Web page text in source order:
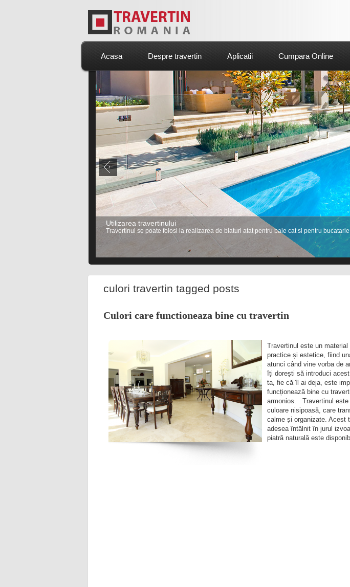
Acasa Despre travertin Aplicatii Cumpara Online
Utilizarea travertinului
Travertinul se poate folosi la realizarea de blaturi atat pentru baie cat si pentru
5 7
culori travertin tagged posts
Culori care functioneaza bine cu travertin
Travertinul este un
practice și estetice, fiind
atunci când vine vorba de
îți dorești să introduci
ta, fie că îl ai deja, este
funcționează bine cu
armonios. Travertinul este
culoare nisipoasă, care
calme și organizate. Acest
adesea întâlnit în jurul
piatră naturală este